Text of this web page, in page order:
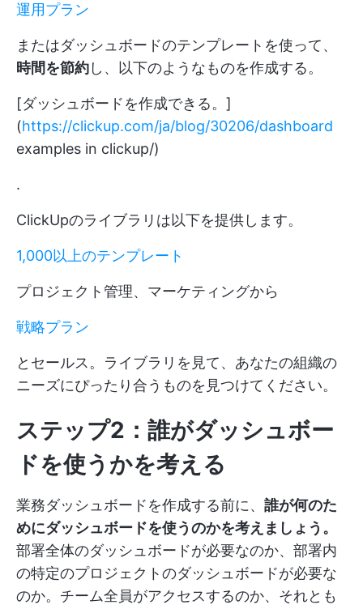
運用プラン
またはダッシュボードのテンプレートを使って、
時間を節約し、以下のようなものを作成する。
[ダッシュボードを作成できる。]
(https://clickup.com/ja/blog/30206/dashboard
examples in clickup/)
.
ClickUpのライブラリは以下を提供します。
1,000以上のテンプレート
プロジェクト管理、マーケティングから
戦略プラン
とセールス。ライブラリを見て、あなたの組織の
ニーズにぴったり合うものを見つけてください。
ステップ2：誰がダッシュボー
ドを使うかを考える
業務ダッシュボードを作成する前に、 誰が何のた
めにダッシュボードを使うのかを考えましょう。
部署全体のダッシュボードが必要なのか、部署内
の特定のプロジェクトのダッシュボードが必要な
のか。チーム全員がアクセスするのか、それとも